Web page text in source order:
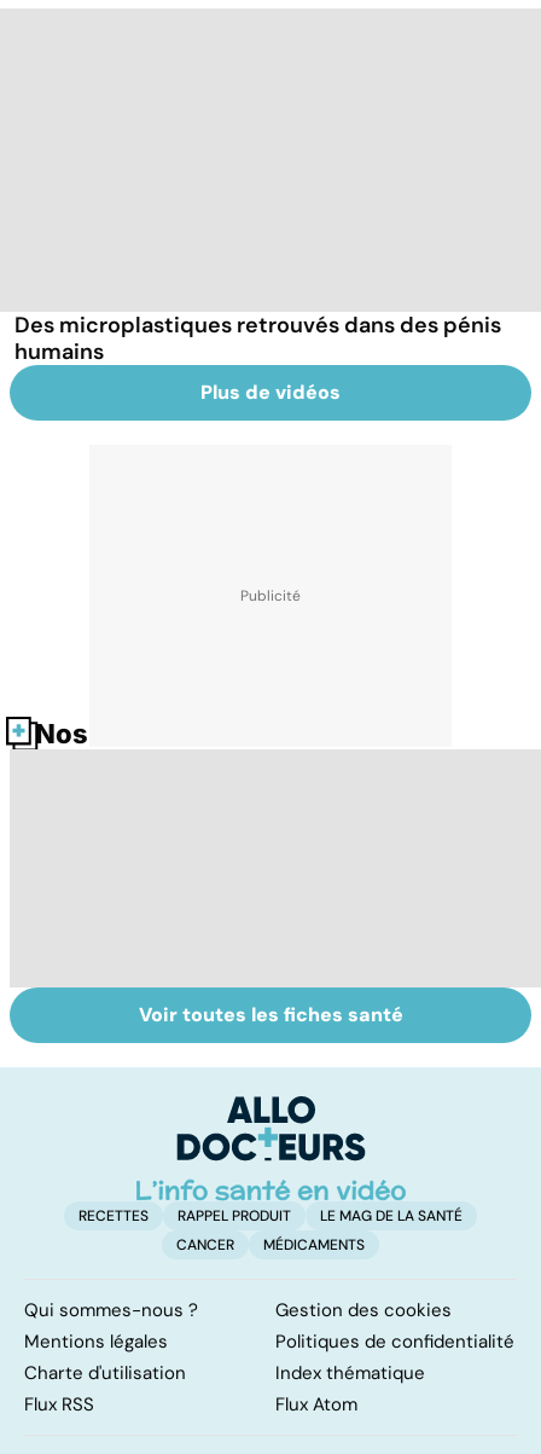
Des microplastiques retrouvés dans des pénis
humains
Plus de vidéos
Nos fiches santé
Cancer du
testicule, priorité
Tout savoir sur
les infections
Voir toutes les fiches santé
RECETTES RAPPEL PRODUIT
LE MAG DE LA SANTÉ
CANCER
MÉDICAMENTS
Qui sommes-nous ?
Gestion des cookies
Mentions légales
Politiques de confidentialité
Charte d'utilisation
Index thématique
Flux RSS
Flux Atom